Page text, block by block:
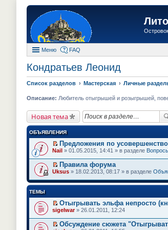
Меню FAQ
Кондратьев Леонид
Список разделов Мастерская Личные
Описание: Любитель отыгрышей и розыгрышей,
Новая тема
ОБЪЯВЛЕНИЯ
П
р
е
й
т
и
п
е
р
о
м
Предложения по
Nail » 01.05.2015, 14:41 » в разделе
П
р
т
и
к
п
е
Правила форума
Uksus » 18.02.2013, 08:17 » в разделе
ТЕМЫ
П
е
р
е
Отыгрывать эльфа непросто
sigelwar» 26.01.2011, 12:24
Обсуждение сюжета